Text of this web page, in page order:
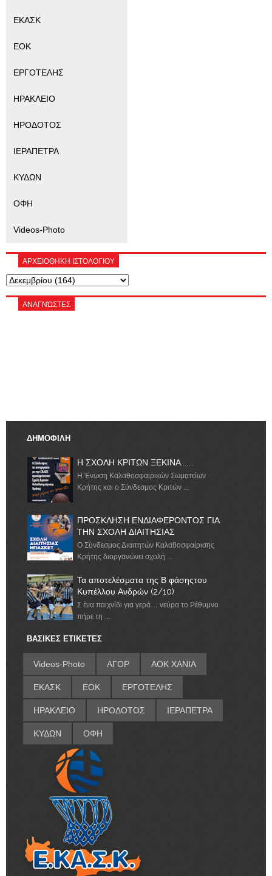
ΕΚΑΣΚ
ΕΟΚ
ΕΡΓΟΤΕΛΗΣ
ΗΡΑΚΛΕΙΟ
ΗΡΟΔΟΤΟΣ
ΙΕΡΑΠΕΤΡΑ
ΚΥΔΩΝ
ΟΦΗ
Videos-Photo
ΑΡΧΕΙΟΘΗΚΗ ΙΣΤΟΛΟΓΙΟΥ
ΑΝΑΓΝΏΣΤΕΣ
ΔΗΜΟΦΙΛΗ
Η ΣΧΟΛΗ ΚΡΙΤΩΝ ΞΕΚΙΝΑ.......
Η Ένωση Καλαθοσφαιρικών Σωματείων
Κρήτης και ο Σύνδεσμος Κριτών ...
ΠΡΟΣΚΛΗΣΗ ΕΝΔΙΑΦΕΡΟΝΤΟΣ ΓΙΑ
ΤΗΝ ΣΧΟΛΗ ΔΙΑΙΤΗΣΙΑΣ
Ο Σύνδεσμος Διαιτητών Καλαθοσφαίρισης
Κρήτης διοργανώνει σχολή ...
Τα αποτελέσματα της Β φάσηςτου
Κυπέλλου Ανδρών (2/10)
Σ ένα παιχνίδι για γερά… νεύρα το Ρέθυμνο
πήρε τη ...
ΒΑΣΙΚΕΣ ΕΤΙΚΕΤΕΣ
Videos-Photo ΑΓΟΡ ΑΟΚ ΧΑΝΙΑ
ΕΚΑΣΚ ΕΟΚ ΕΡΓΟΤΕΛΗΣ
ΗΡΑΚΛΕΙΟ ΗΡΟΔΟΤΟΣ ΙΕΡΑΠΕΤΡΑ
ΚΥΔΩΝ ΟΦΗ